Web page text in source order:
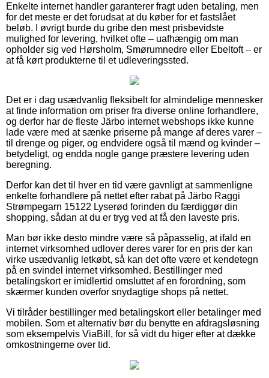
Enkelte internet handler garanterer fragt uden betaling, men
for det meste er det forudsat at du køber for et fastslået
beløb. I øvrigt burde du gribe den mest prisbevidste
mulighed for levering, hvilket ofte – uafhængig om man
opholder sig ved Hørsholm, Smørumnedre eller Ebeltoft – er
at få kørt produkterne til et udleveringssted.
Det er i dag usædvanlig fleksibelt for almindelige mennesker
at finde information om priser fra diverse online forhandlere,
og derfor har de fleste Järbo internet webshops ikke kunne
lade være med at sænke priserne på mange af deres varer –
til drenge og piger, og endvidere også til mænd og kvinder –
betydeligt, og endda nogle gange præstere levering uden
beregning.
Derfor kan det til hver en tid være gavnligt at sammenligne
enkelte forhandlere på nettet efter rabat på Järbo Raggi
Strømpegarn 15122 Lyserød forinden du færdiggør din
shopping, sådan at du er tryg ved at få den laveste pris.
Man bør ikke desto mindre være så påpasselig, at ifald en
internet virksomhed udlover deres varer for en pris der kan
virke usædvanlig letkøbt, så kan det ofte være et kendetegn
på en svindel internet virksomhed. Bestillinger med
betalingskort er imidlertid omsluttet af en forordning, som
skærmer kunden overfor snydagtige shops på nettet.
Vi tilråder bestillinger med betalingskort eller betalinger med
mobilen. Som et alternativ bør du benytte en afdragsløsning
som eksempelvis ViaBill, for så vidt du higer efter at dække
omkostningerne over tid.